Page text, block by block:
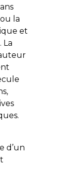
la
et
La
d’un